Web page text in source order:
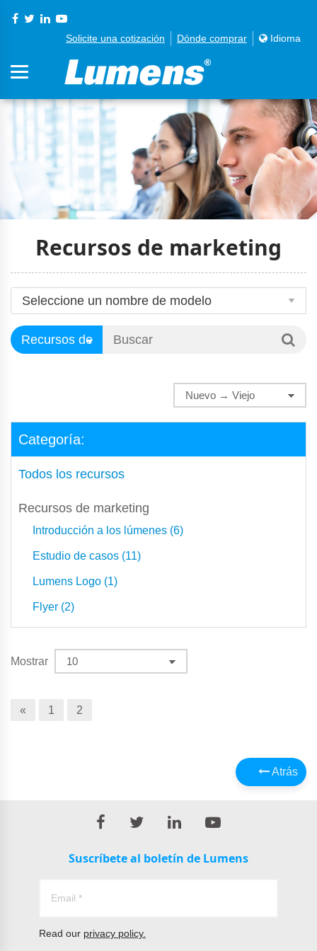
Solicite una cotización Dónde comprar Idioma
Recursos de marketing
Categoría:
Todos los recursos
Recursos de marketing
Introducción a los lúmenes (6)
Estudio de casos (11)
Lumens Logo (1)
Flyer (2)
Mostrar
« 1 2
Atrás
Suscríbete al boletín de Lumens
Read our privacy policy.